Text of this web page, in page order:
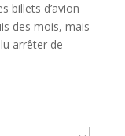
billets d’avion
des mois, mais
arrêter de